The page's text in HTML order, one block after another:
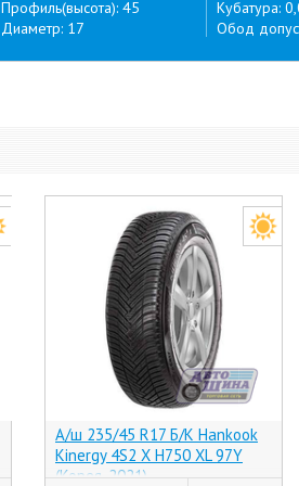
Профиль(высота): 45
Диаметр: 17
Кубатура:
Обод
А/ш 235/45 R17 Б/К Hankook
Kinergy 4S2 X H750 XL 97Y
(Корея, 2021)